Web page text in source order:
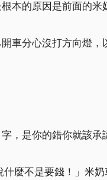
本的原因是前面的
車分心沒打方向燈
，是你的錯你就該承
麼不是要錢！」米奶